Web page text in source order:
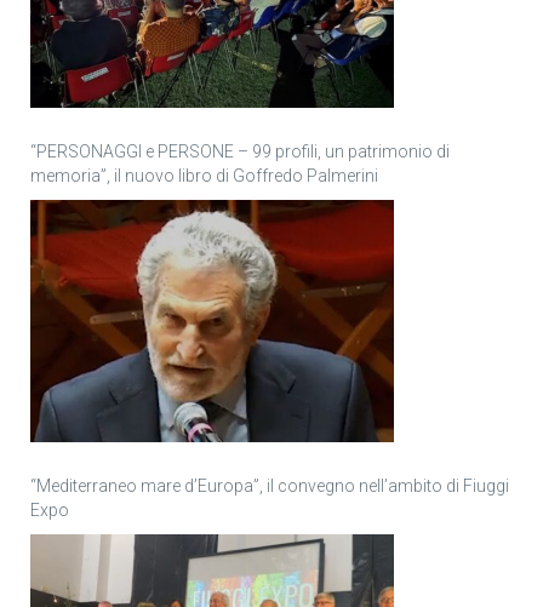
“PERSONAGGI e PERSONE – 99 profili, un patrimonio di
memoria”, il nuovo libro di Goffredo Palmerini
“Mediterraneo mare d’Europa”, il convegno nell’ambito di Fiuggi
Expo